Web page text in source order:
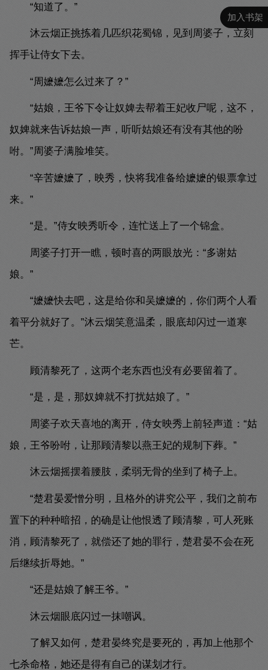
加入书架
“知道了。”
沐云烟正挑拣着几匹织花蜀锦，见到周婆子，立刻
挥手让侍女下去。
“周嬷嬷怎么过来了？”
“姑娘，王爷下令让奴婢去帮着王妃收尸呢，这不，
奴婢就来告诉姑娘一声，听听姑娘还有没有其他的吩
咐。”周婆子满脸堆笑。
“辛苦嬷嬷了，映秀，快将我准备给嬷嬷的银票拿过
来。”
“是。”侍女映秀听令，连忙送上了一个锦盒。
周婆子打开一瞧，顿时喜的两眼放光：“多谢姑
娘。”
“嬷嬷快去吧，这是给你和吴嬷嬷的，你们两个人看
着平分就好了。”沐云烟笑意温柔，眼底却闪过一道寒
芒。
顾清黎死了，这两个老东西也没有必要留着了。
“是，是，那奴婢就不打扰姑娘了。”
周婆子欢天喜地的离开，侍女映秀上前轻声道：“姑
娘，王爷吩咐，让那顾清黎以燕王妃的规制下葬。”
沐云烟摇摆着腰肢，柔弱无骨的坐到了椅子上。
“楚君晏爱憎分明，且格外的讲究公平，我们之前布
置下的种种暗招，的确是让他恨透了顾清黎，可人死账
消，顾清黎死了，就偿还了她的罪行，楚君晏不会在死
后继续折辱她。”
“还是姑娘了解王爷。”
沐云烟眼底闪过一抹嘲讽。
了解又如何，楚君晏终究是要死的，再加上他那个
七杀命格，她还是得有自己的谋划才行。